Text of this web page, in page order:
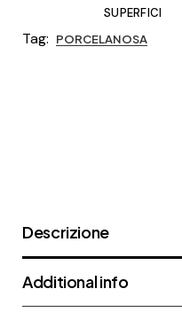
SUPERFICI
Tag: PORCELANOSA
Descrizione
Additional info